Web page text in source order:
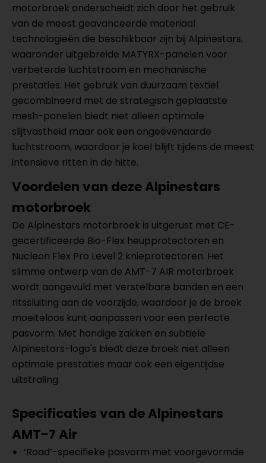
motorbroek onderscheidt zich door het gebruik
van de meest geavanceerde materiaal
technologieën die beschikbaar zijn bij Alpinestars,
waaronder uitgebreide MATYRX-panelen voor
verbeterde luchtstroom en mechanische
prestaties. Het gebruik van duurzaam textiel
gecombineerd met de strategisch geplaatste
mesh-panelen biedt niet alleen optimale
slijtvastheid maar ook een ongeëvenaarde
luchtstroom, waardoor je koel blijft tijdens de meest
intensieve ritten in de hitte.
Voordelen van deze Alpinestars
motorbroek
De Alpinestars motorbroek is uitgerust met CE-
gecertificeerde Bio-Flex heupprotectoren en
Nucleon Flex Pro Level 2 knieprotectoren. Het
slimme ontwerp van de AMT-7 AIR motorbroek
wordt aangevuld met verstelbare banden en een
ritssluiting aan de voorzijde, waardoor je de broek
moeiteloos kunt aanpassen voor een perfecte
pasvorm. Met handige zakken en subtiele
Alpinestars-logo's biedt deze broek niet alleen
optimale prestaties maar ook een eigentijdse
uitstraling.
Specificaties van de Alpinestars
AMT-7 Air
‘Road’-specifieke pasvorm met voorgevormde